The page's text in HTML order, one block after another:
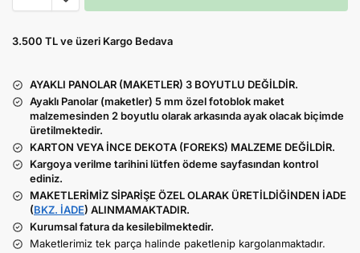
3.500 TL ve üzeri Kargo Bedava
AYAKLI PANOLAR (MAKETLER) 3 BOYUTLU DEĞİLDİR.
Ayaklı Panolar (maketler) 5 mm özel fotoblok maket
malzemesinden 2 boyutlu olarak arkasında ayak olacak biçimde
üretilmektedir.
KARTON VEYA İNCE DEKOTA (FOREKS) MALZEME DEĞİLDİR.
Kargoya verilme tarihini lütfen ödeme sayfasından kontrol
ediniz.
MAKETLERİMİZ SİPARİŞE ÖZEL OLARAK ÜRETİLDİĞİNDEN İADE
(BKZ. İADE) ALINMAMAKTADIR.
Kurumsal fatura da kesilebilmektedir.
Maketlerimiz tek parça halinde paketlenip kargolanmaktadır.